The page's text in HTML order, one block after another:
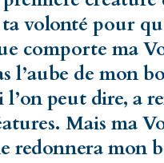
volonté pour
comporte ma
l’aube de mon
peut dire, a
Mais ma
redonnera mon